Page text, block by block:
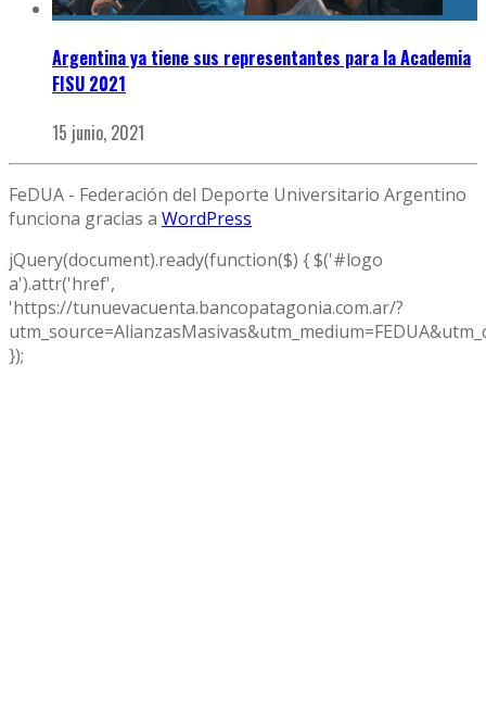
Argentina ya tiene sus representantes para la Academia
FISU 2021
15 junio, 2021
FeDUA - Federación del Deporte Universitario Argentino
funciona gracias a WordPress
jQuery(document).ready(function($) { $('#logo
a').attr('href',
'https://tunuevacuenta.bancopatagonia.com.ar/?
});